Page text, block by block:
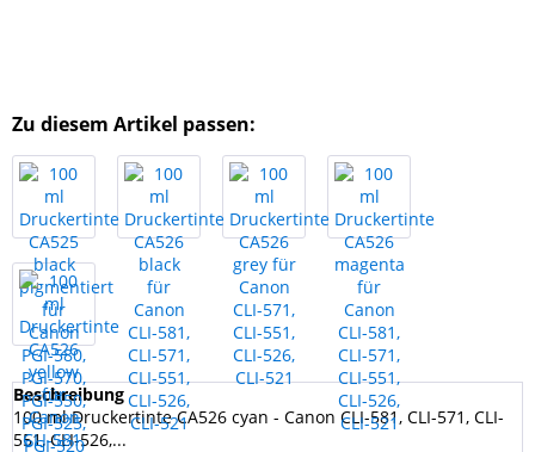
Zu diesem Artikel passen:
Beschreibung
100 ml Druckertinte CA526 cyan - Canon CLI-581, CLI-571, CLI-
551, CLI-526,...